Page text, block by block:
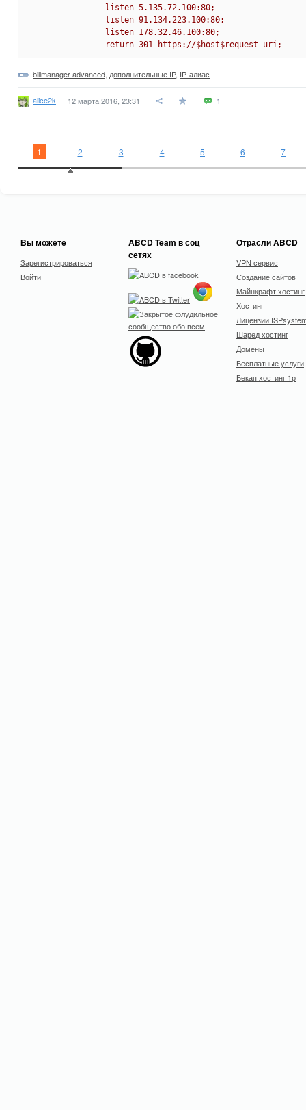
listen 5.135.72.100:80;
listen 91.134.223.100:80;
listen 178.32.46.100:80;
return 301 https://$host$request_uri;
billmanager advanced дополнительные IP, IP-алиас
alice2k 12 марта 2016, 23:31 1
1 2 3 4 5 6 7
Вы можете
Зарегистрироваться
Войти
ABCD Team в соц
сетях
Отрасли ABCD
VPN сервис
Создание сайтов
Майнкрафт хостинг
Хостинг
Лицензии
Шаред хостинг
Домены
Бесплатные услуги
Бекап хостинг 1р